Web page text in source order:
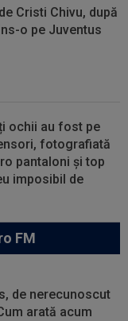
Cristi Chivu, după
o pe Juventus
ochii au fost pe
fotografiată
pantaloni și top
imposibil de
FM
de nerecunoscut
arată acum